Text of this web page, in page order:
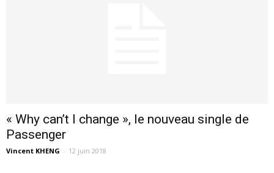
« Why can’t I change », le nouveau single de
Passenger
Vincent KHENG - 12 juin 2018